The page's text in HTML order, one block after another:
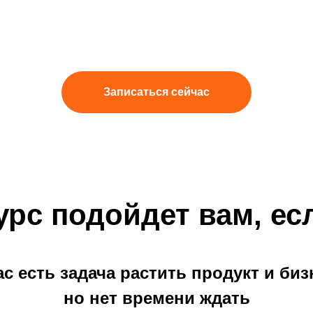
Записаться сейчас
подойдет вам,
есть задача растить продукт и
но нет времени ждать